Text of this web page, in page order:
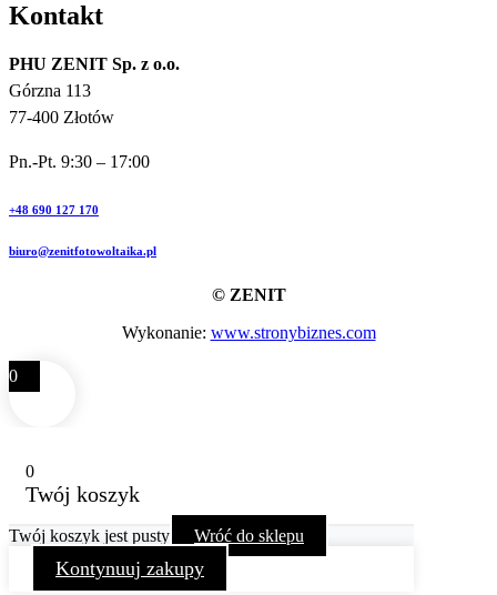
Kontakt
PHU ZENIT Sp. z o.o.
Górzna 113
77-400 Złotów
Pn.-Pt. 9:30 – 17:00
+48 690 127 170
biuro@zenitfotowoltaika.pl
© ZENIT
Wykonanie: www.stronybiznes.com
0
0
Twój koszyk
Twój koszyk jest pusty Wróć do sklepu
Kontynuuj zakupy